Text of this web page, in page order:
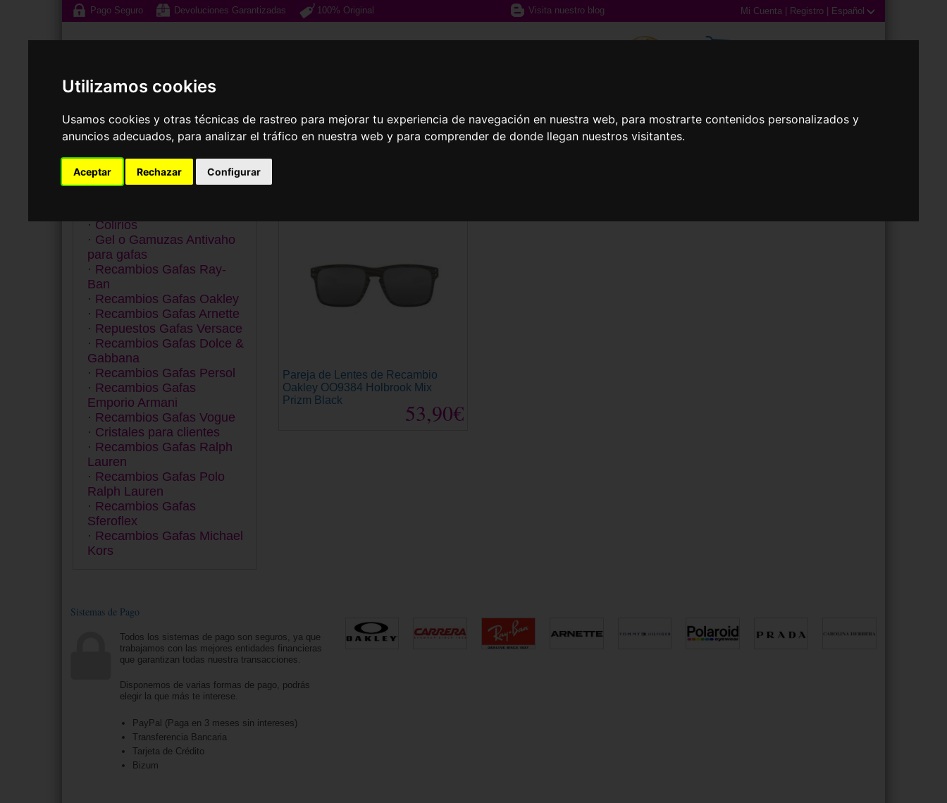
Utilizamos cookies
Usamos cookies y otras técnicas de rastreo para mejorar tu experiencia de navegación en nuestra web, para mostrarte contenidos personalizados y
anuncios adecuados, para analizar el tráfico en nuestra web y para comprender de donde llegan nuestros visitantes.
Aceptar Rechazar Configurar
Pago Seguro Devoluciones Garantizadas 100% Original Visita nuestro blog Mi Cuenta Registro Español
¿Podemos ayudarte?
Gafas de Sol Gafas Graduadas Gafas Deportivas Lentillas
Categorías
Colirios
Gel o Gamuzas Antivaho
para gafas
Recambios Gafas Ray-
Ban
Recambios Gafas Oakley
Recambios Gafas Arnette
Repuestos Gafas Versace
Recambios Gafas Dolce &
Gabbana
Recambios Gafas Persol
Recambios Gafas
Emporio Armani
Recambios Gafas Vogue
Cristales para clientes
Recambios Gafas Ralph
Lauren
Recambios Gafas Polo
Ralph Lauren
Recambios Gafas
Sferoflex
Recambios Gafas Michael
Kors
Pareja de Lentes de Recambio
Oakley OO9384 Holbrook Mix
Prizm Black
53,90€
Sistemas de Pago
Todos los sistemas de pago son seguros, ya que
trabajamos con las mejores entidades financieras
que garantizan todas nuestra transacciones.
Disponemos de varias formas de pago, podrás
elegir la que más te interese.
PayPal (Paga en 3 meses sin intereses)
Transferencia Bancaria
Tarjeta de Crédito
Bizum